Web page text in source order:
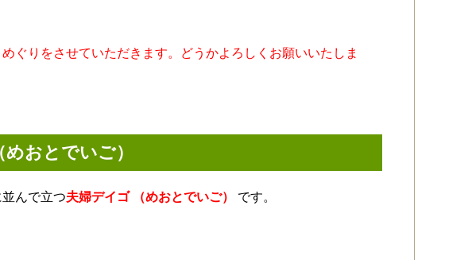
ぐりをさせていただきます。どうかよろしくお願いいたしま
おとでいご）
んで立つ夫婦デイゴ （めおとでいご） です。